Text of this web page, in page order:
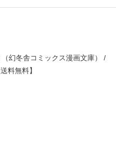
幻冬舎コミックス漫画文庫） /
料無料】